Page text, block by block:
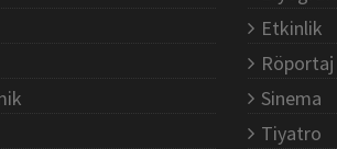
Etkinlik
Röportaj
Sinema
Tiyatro